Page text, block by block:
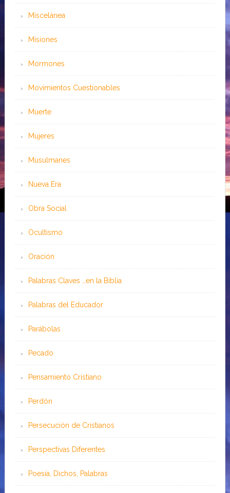
Miscelánea
Misiones
Mormones
Movimientos Cuestionables
Muerte
Mujeres
Musulmanes
Nueva Era
Obra Social
Ocultismo
Oración
Palabras Claves …en la Biblia
Palabras del Educador
Parábolas
Pecado
Pensamiento Cristiano
Perdón
Persecución de Cristianos
Perspectivas Diferentes
Poesía, Dichos, Palabras